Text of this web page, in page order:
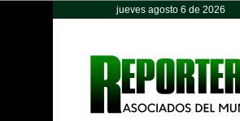
jueves agosto 6 de 2026
Opinión Política